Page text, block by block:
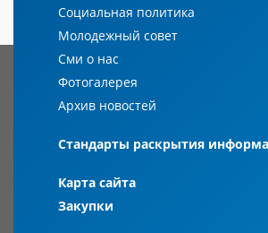
Социальная политика
Молодежный совет
Сми о нас
Фотогалерея
Архив новостей
Стандарты раскрытия
Карта сайта
Закупки